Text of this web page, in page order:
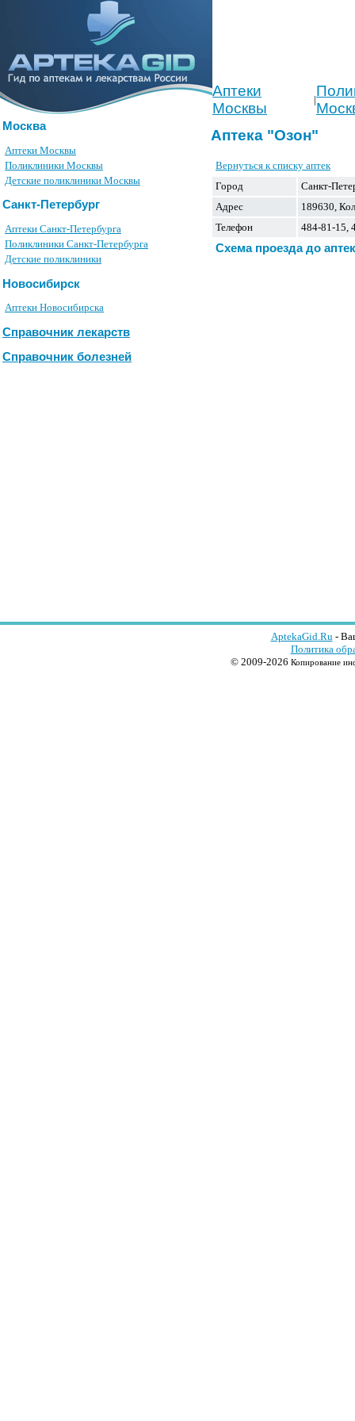
Аптеки
Москвы
|
Москва
Аптеки Москвы
Поликлиники Москвы
Детские поликлиники Москвы
Санкт-Петербург
Аптеки Санкт-Петербурга
Поликлиники Санкт-Петербурга
Детские поликлиники
Новосибирск
Аптеки Новосибирска
Справочник лекарств
Справочник болезней
Аптека "Озон"
Вернуться к списку аптек
Город
Санкт-
Адрес
189630,
Телефон
484-81-15,
Схема проезда до
AptekaGid.Ru-
Политика
© 2009-2026 Копирование